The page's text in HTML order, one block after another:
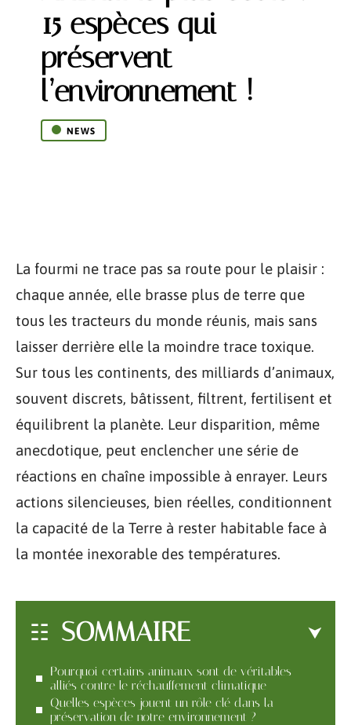
15 espèces qui
préservent
l’environnement !
NEWS
La fourmi ne trace pas sa route pour le plaisir :
chaque année, elle brasse plus de terre que
tous les tracteurs du monde réunis, mais sans
laisser derrière elle la moindre trace toxique.
Sur tous les continents, des milliards d’animaux,
souvent discrets, bâtissent, filtrent, fertilisent et
équilibrent la planète. Leur disparition, même
anecdotique, peut enclencher une série de
réactions en chaîne impossible à enrayer. Leurs
actions silencieuses, bien réelles, conditionnent
la capacité de la Terre à rester habitable face à
la montée inexorable des températures.
SOMMAIRE
Pourquoi certains animaux sont de véritables
alliés contre le réchauffement climatique
Quelles espèces jouent un rôle clé dans la
préservation de notre environnement ?